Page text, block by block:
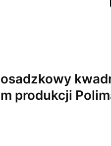
produkcji